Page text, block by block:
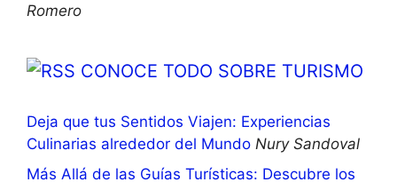
Romero
CONOCE TODO SOBRE TURISMO
Deja que tus Sentidos Viajen: Experiencias
Culinarias alrededor del Mundo Nury Sandoval
Más Allá de las Guías Turísticas: Descubre los